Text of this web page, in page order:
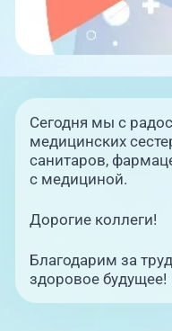
+7 (351)
Сегодня мы с
медицинских
санитаров,
с медициной.
Дорогие коллеги!
Благодарим за
здоровое будущее!